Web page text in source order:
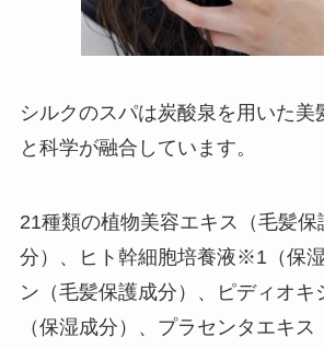
シルクのスパは炭酸泉を用いた美
と科学が融合しています。
21種類の植物美容エキス（毛髪保
分）、ヒト幹細胞培養液※1（保
ン（毛髪保護成分）、ピディオキ
（保湿成分）、プラセンタエキス